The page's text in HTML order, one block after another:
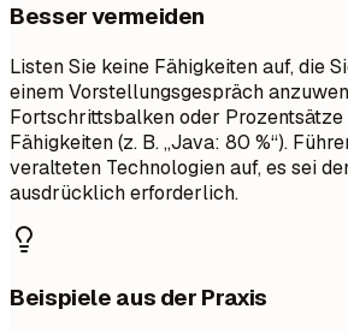
Besser vermeiden
Listen Sie keine Fähigkeiten auf, die
einem Vorstellungsgespräch
Fortschrittsbalken oder
Fähigkeiten (z. B. „Java: 80 %“).
veralteten Technologien auf, es sei
ausdrücklich erforderlich.
Beispiele aus der Praxis